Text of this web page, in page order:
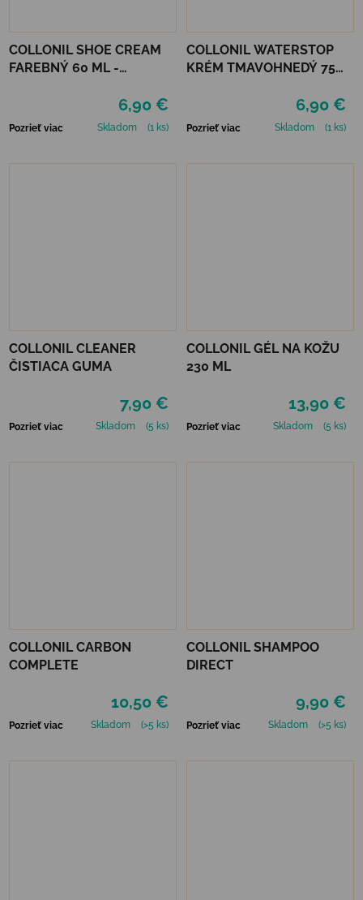
COLLONIL SHOE CREAM
FAREBNÝ 60 ML -
6,90 €
Pozrieť viac Skladom (1 ks)
COLLONIL WATERSTOP
KRÉM TMAVOHNEDÝ 75
6,90 €
Pozrieť viac Skladom (1 ks)
COLLONIL CLEANER
ČISTIACA GUMA
7,90 €
Pozrieť viac Skladom (5 ks)
COLLONIL GÉL NA KOŽU
230 ML
13,90 €
Pozrieť viac Skladom (5 ks)
COLLONIL CARBON
COMPLETE
10,50 €
Pozrieť viac Skladom (>5 ks)
COLLONIL SHAMPOO
DIRECT
9,90 €
Pozrieť viac Skladom (>5 ks)